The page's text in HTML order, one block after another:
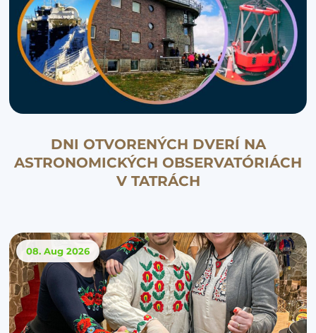
DNI OTVORENÝCH DVERÍ NA
ASTRONOMICKÝCH OBSERVATÓRIÁCH
V TATRÁCH
08. Aug 2026